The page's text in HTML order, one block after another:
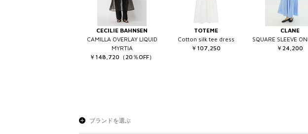
CECILIE BAHNSEN
CAMILLA OVERLAY LIQUID
MYRTIA
￥148,720（20％OFF）
TOTEME
Cotton silk tee dress
￥107,250
CLANE
SQUARE SLEEVE
￥24,200
ブランドを選ぶ